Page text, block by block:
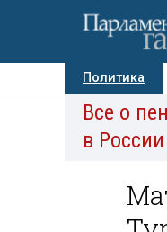
Политика
Авторы
Все о
в России